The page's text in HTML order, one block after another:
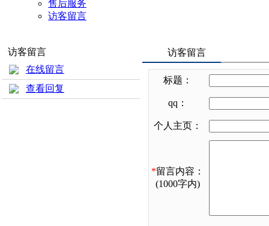
售后服务
访客留言
访客留言
在线留言
查看回复
访客留言
标题：
qq：
个人主页：
*留言内容：
(1000字内)